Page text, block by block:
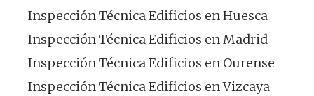
Inspección Técnica Edificios en Huesca
Inspección Técnica Edificios en Madrid
Inspección Técnica Edificios en Ourense
Inspección Técnica Edificios en Vizcaya